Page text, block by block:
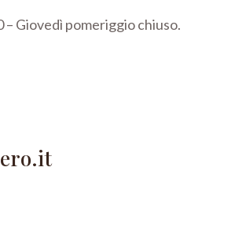
– Giovedì pomeriggio chiuso.